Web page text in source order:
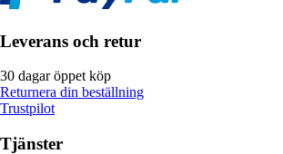
Leverans och retur
30 dagar öppet köp
Returnera din beställning
Trustpilot
Tjänster